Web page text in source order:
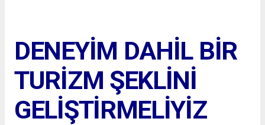
DENEYİM DAHİL BİR
TURİZM ŞEKLİNİ
GELİŞTİRMELİYİZ